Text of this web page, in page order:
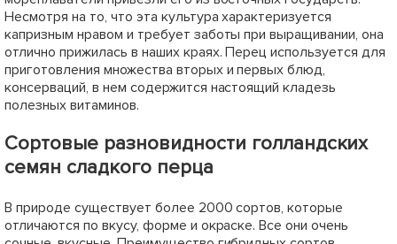
902грн
Сообщить о поступлении
+36.08грн бонусов за покупку
1233грн
Сообщить о поступлении
+49.32 грн бонусов за покупку